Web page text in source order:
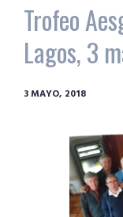
Trofeo
Lagos, 3
3 MAYO, 2018